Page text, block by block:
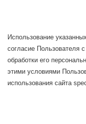
Использование
согласие Пользователя
обработки его
этими условиями
использования сайта